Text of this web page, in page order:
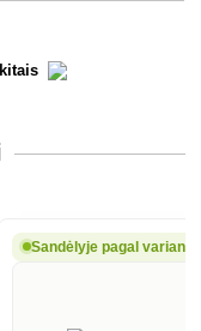
Sandėlyje pagal variantą